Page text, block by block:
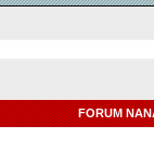
FORUM